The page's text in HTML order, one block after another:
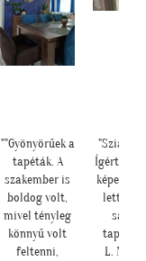
""Gyönyörűek a
tapéták. A
szakember is
boldog volt,
mivel tényleg
könnyű volt
feltenni,
"Szia
Ígértem
képeket.
lett a
sarok
L.